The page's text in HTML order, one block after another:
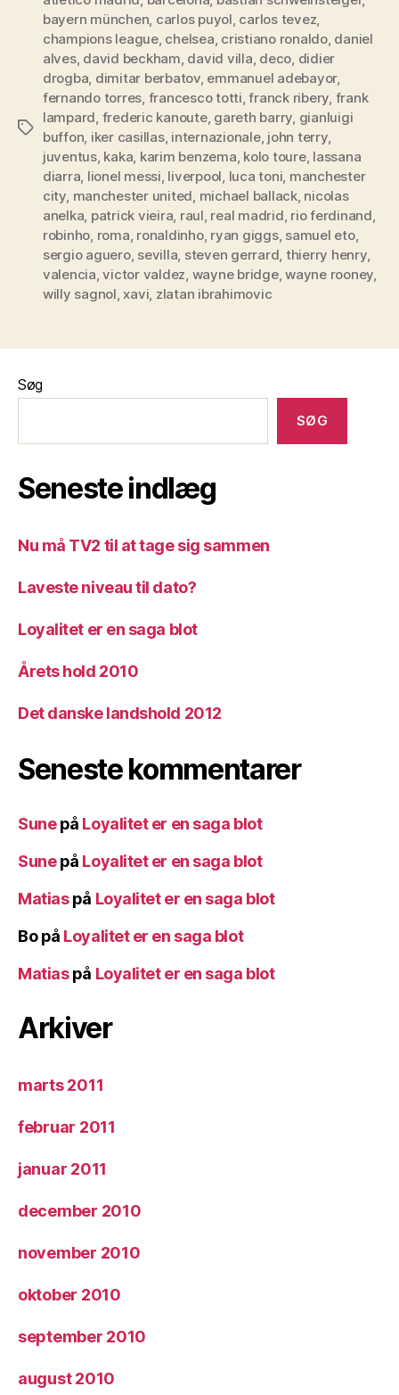
Tags
bayern münchen carlos puyol carlos tevez
champions league, chelsea cristiano ronaldo, daniel
alves, david beckham david villa deco didier
drogba dimitar berbatov, emmanuel adebayor,
fernando torres francesco totti ,franck ribery frank
lampard frederic kanoute, gareth barry gianluigi
buffon iker casillas, internazionale, john terry,
juventus, kaka karim benzema kolo toure, lassana
diarra lionel messi liverpool luca toni manchester
city manchester united michael ballack, nicolas
anelka patrick vieira raul real madrid rio ferdinand
robinho roma ronaldinho, ryan giggs, samuel eto,
sergio aguero, sevilla steven gerrard thierry henry,
valencia ,victor valdez wayne bridge,wayne rooney
willy sagnol xavi zlatan ibrahimovic
Søg
SØG
Seneste indlæg
Nu må TV2 til at tage sig sammen
Laveste niveau til dato?
Loyalitet er en saga blot
Årets hold 2010
Det danske landshold 2012
Seneste kommentarer
Sunepå Loyalitet er en saga blot
Sunepå Loyalitet er en saga blot
Matiaspå Loyalitet er en saga blot
Bopå Loyalitet er en saga blot
Matiaspå Loyalitet er en saga blot
Arkiver
marts 2011
februar 2011
januar 2011
december 2010
november 2010
oktober 2010
september 2010
august 2010